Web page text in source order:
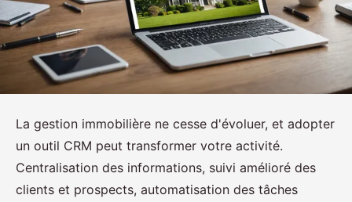
La gestion immobilière ne cesse d'évoluer, et adopter
un outil CRM peut transformer votre activité.
Centralisation des informations, suivi amélioré des
clients et prospects, automatisation des tâches